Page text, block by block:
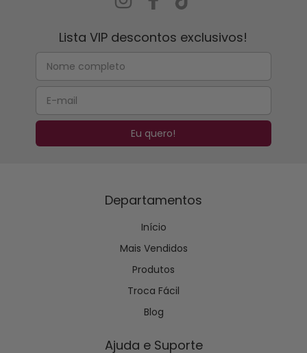
Lista VIP descontos exclusivos!
Departamentos
Início
Mais Vendidos
Produtos
Troca Fácil
Blog
Ajuda e Suporte